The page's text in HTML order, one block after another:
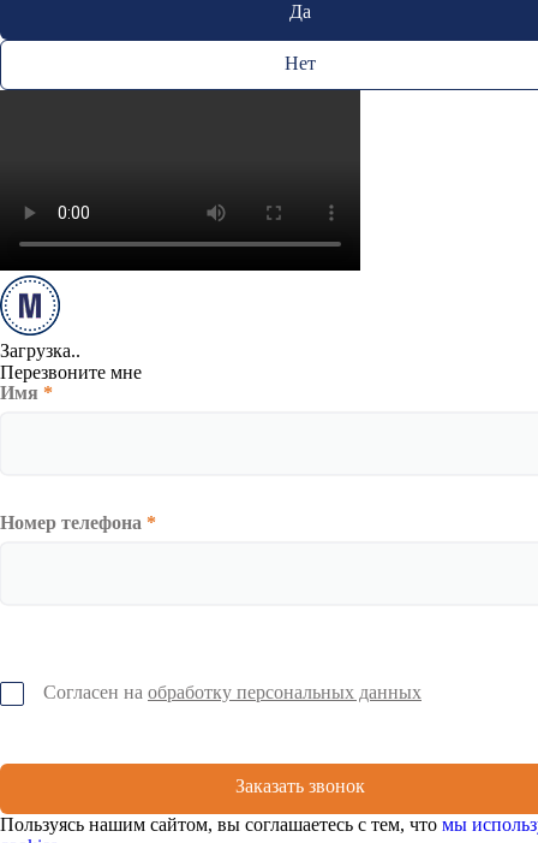
Да
Нет
Загрузка..
Перезвоните мне
Имя *
Номер телефона *
Согласен на обработку персональных данных
Заказать звонок
Пользуясь нашим сайтом, вы соглашаетесь с тем, что мы